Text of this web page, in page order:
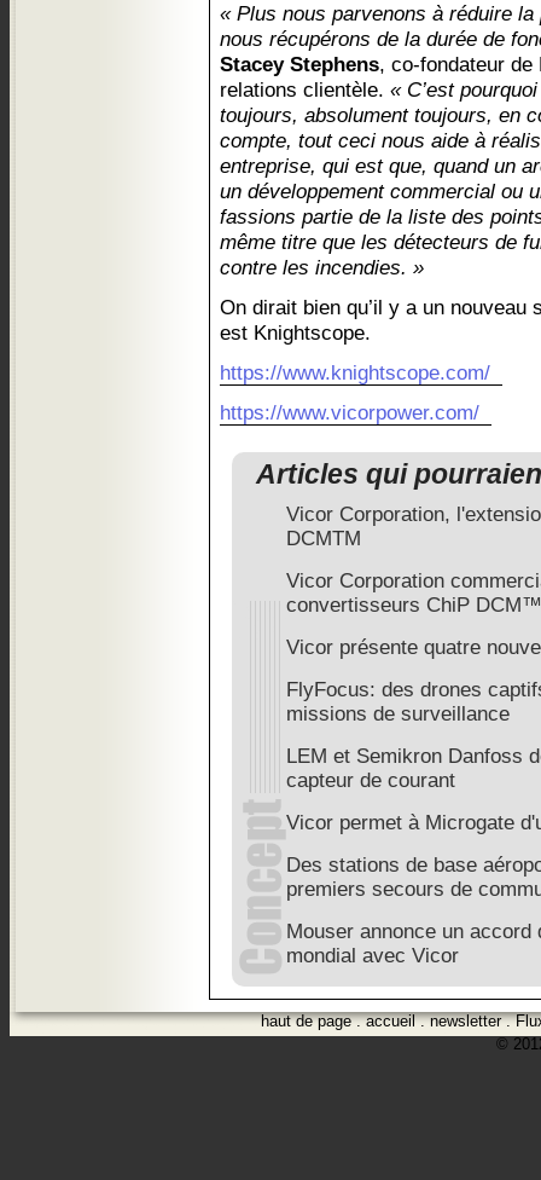
« Plus nous parvenons à réduire
nous récupérons de la durée de
Stacey Stephens, co-fondateur
relations clientèle. « C’est
toujours, absolument toujours, en
compte, tout ceci nous aide à
entreprise, qui est que, quand un
un développement commercial ou
fassions partie de la liste des
même titre que les détecteurs de
contre les incendies. »
On dirait bien qu’il y a un
est Knightscope.
https://www.knightscope.com/
https://www.vicorpower.com/
Articles qui
Vicor Corporation,
DCMTM
Vicor Corporation
convertisseurs ChiP DCM™
Vicor présente quatre
FlyFocus: des drones
missions de surveillance
LEM et Semikron Danfoss
capteur de courant
Vicor permet à Microgate
Des stations de base
premiers secours de
Mouser annonce un
mondial avec Vicor
haut de page.accueil.newsletter.
©